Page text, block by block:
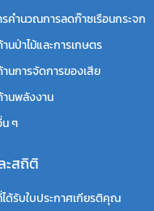
รคำนวณการลดก๊าซเรือนกระจก
นป่าไม้และการเกษตร
นการจัดการของเสีย
านพลังงาน
น ๆ
ะสถิติ
ได้รับใบประกาศเกียรติคุณ